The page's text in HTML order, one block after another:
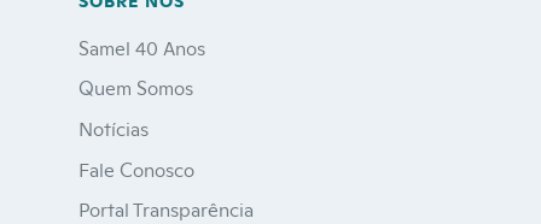
Samel 40 Anos
Quem Somos
Notícias
Fale Conosco
Portal Transparência